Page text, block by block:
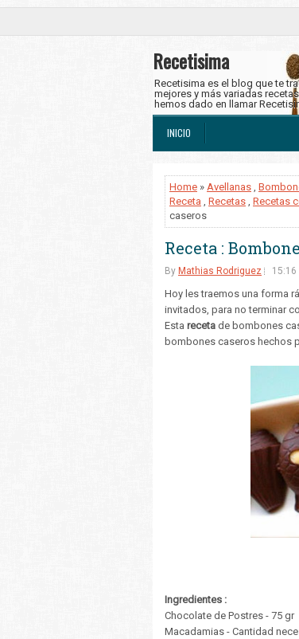
Recetisima
Recetisima es el blog que te
mejores y más variadas
hemos dado en llamar
INICIO
Home » Avellanas ,
Receta , Recetas , Recetas
caseros
Receta :
By Mathias Rodriguez 15:16
Hoy les traemos una forma
invitados, para no terminar
Esta receta de bombones
bombones caseros hechos
Ingredientes :
Chocolate de Postres - 75 gr
Macadamias - Cantidad